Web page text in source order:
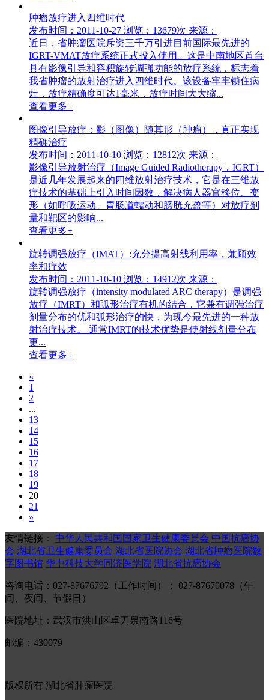
肿瘤放疗进入四维时代
发布时间：2011-10-27 浏览：13679次 来源：
近日，省肿瘤医院斥资三千万引进目前国际最先进的
IGRT-VMAT放疗系统正式投入使用。这是中南地区首台
具有影像引导和容积旋转调强功能的放疗系统，标志着
我省肿瘤的放射治疗进入四维时代。该设备牢牢锁住病
灶，放疗精确度可达1毫米，放疗时间大大缩...
查看更多+
图像引导放疗：影（图像）随其形（肿瘤），真正实现
精确治疗
发布时间：2011-10-10 浏览：12812次 来源：
影像引导放射治疗（Image Guided Radiotherapy，IGRT）
是近几年发展起来的四维放射治疗技术，它是在三维放
疗技术的基础上引入时间因数，解决病人器官移位、变
形（如呼吸运动、胃肠道蠕动和膀胱充盈等）对放疗剂
量和靶区的影响...
查看更多+
旋转调强放疗（IMAT）:充分提高射线利用率，兼顾效
率和疗效
发布时间：2011-10-10 浏览：14912次 来源：
旋转调强放疗（intensity modulated ARC therapy）是调强
放疗（IMRT）和弧形治疗有机的结合，它兼有调强治疗
剂量分布的优和弧形治疗的快，为现今最先进的一种放
射治疗技术。 通常IMRT的技术优势是使射线剂量分布
更...
查看更多+
«
1
2
...
13
14
15
16
17
18
19
20
21
»
友情链接： 中华人民共和国国家卫生健康委员会 中国抗癌协
会 湖北省卫生健康委员会 湖北省医院协会 湖北省肿瘤医院数
字图书馆 华中科技大学同济医学院 湖北省抗癌协会
咨询电话：027-87676792（工作时间）； 027-87670078（午
间、夜间、节假日）
医院地址：武汉市洪山区卓刀泉南路116号
邮编：430079
版权所有 湖北省肿瘤医院